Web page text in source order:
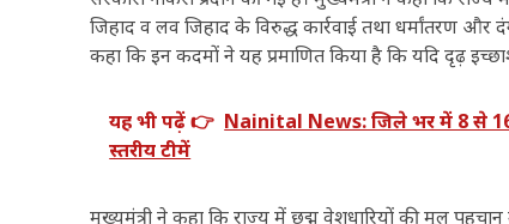
जिहाद व लव जिहाद के विरुद्ध कार्रवाई तथा धर्मांतरण और
कहा कि इन कदमों ने यह प्रमाणित किया है कि यदि दृढ़
यह भी पढ़ें 👉 Nainital News: जिले भर में 8 से
स्तरीय टीमें
मुख्यमंत्री ने कहा कि राज्य में छद्म वेशधारियों की मूल